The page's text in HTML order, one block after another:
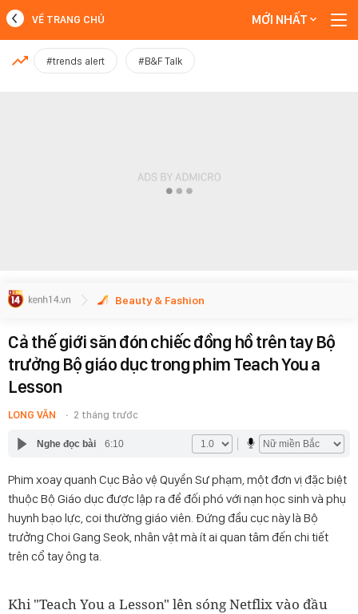
MỚI NHẤT
VỀ TRANG CHỦ MỚI NHẤT
#trends alert #B&F Talk
Beauty & Fashion
Cả thế giới săn đón chiếc đồng hồ trên tay Bộ
trưởng Bộ giáo dục trong phim Teach You a
Lesson
LONG VĂN 2 tháng trước
Nghe đọc bài 6:10
Phim xoay quanh Cục Bảo vệ Quyền Sư phạm, một đơn vị đặc biệt
thuộc Bộ Giáo dục được lập ra để đối phó với nạn học sinh và phụ
huynh bạo lực, coi thường giáo viên. Đứng đầu cục này là Bộ
trưởng Choi Gang Seok, nhân vật mà ít ai quan tâm đến chi tiết
trên cổ tay ông ta.
Khi "Teach You a Lesson" lên sóng Netflix vào đầu